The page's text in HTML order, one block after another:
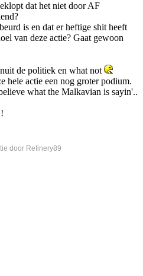
dat het niet door AF
is en dat er heftige shit heeft
van deze actie? Gaat gewoon
de politiek en what not
hele actie een nog groter podium.
what the Malkavian is sayin'..
door Refinery89